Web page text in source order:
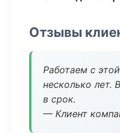
Отзывы
Работаем с
несколько лет.
в срок.
— Клиент